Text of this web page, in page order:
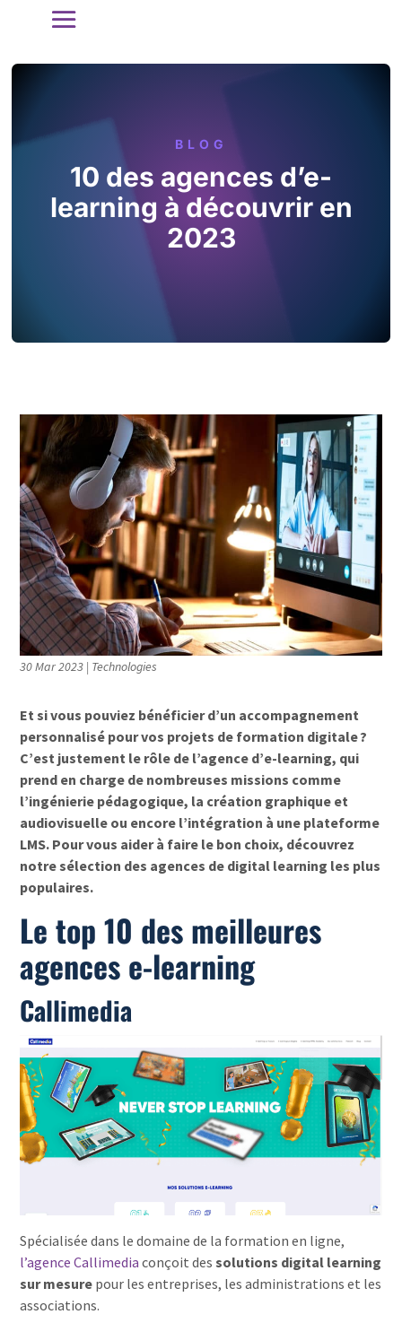
BLOG
10 des agences d’e-
learning à découvrir en
2023
30 Mar 2023 | Technologies
Et si vous pouviez bénéficier d’un accompagnement
personnalisé pour vos projets de formation digitale ?
C’est justement le rôle de l’agence d’e-learning, qui
prend en charge de nombreuses missions comme
l’ingénierie pédagogique, la création graphique et
audiovisuelle ou encore l’intégration à une plateforme
LMS. Pour vous aider à faire le bon choix, découvrez
notre sélection des agences de digital learning les plus
populaires.
Le top 10 des meilleures
agences e-learning
Callimedia
Spécialisée dans le domaine de la formation en ligne,
l’agence Callimediaconçoit dessolutions digital learning
sur mesure pour les entreprises, les administrations et les
associations.